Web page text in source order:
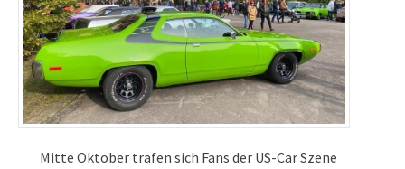
Mitte Oktober trafen sich Fans der US-Car Szene